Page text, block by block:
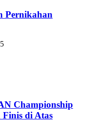
Pernikahan
Championship
Finis di Atas